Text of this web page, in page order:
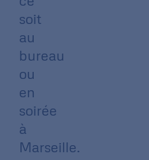
soit
au
bureau
ou
en
soirée
à
Marseille.